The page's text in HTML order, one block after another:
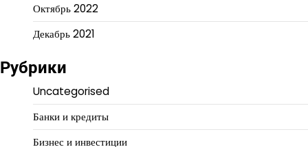
Октябрь 2022
Декабрь 2021
Рубрики
Uncategorised
Банки и кредиты
Бизнес и инвестиции